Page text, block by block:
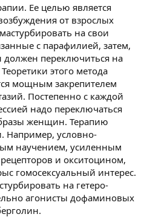
Ее целью является
от взрослых
на свои
с парафилией, затем,
должен переключиться на
этого метода
мощным закрепителем
Постепенно с каждой
надо переключаться
женщин. Терапию
Например, условно-
научением, усиленным
и окситоцином,
гомосексуальный интерес.
на гетеро-
агонисты дофаминовых